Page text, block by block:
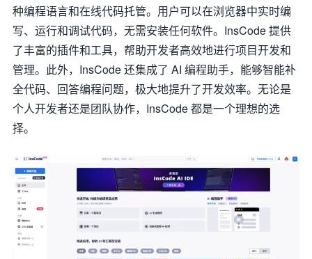
种编程语言和在线代码托管。用户可以在浏览器中实时编
写、运行和调试代码，无需安装任何软件。InsCode 提供
了丰富的插件和工具，帮助开发者高效地进行项目开发和
管理。此外，InsCode 还集成了 AI 编程助手，能够智能补
全代码、回答编程问题，极大地提升了开发效率。无论是
个人开发者还是团队协作，InsCode 都是一个理想的选
择。